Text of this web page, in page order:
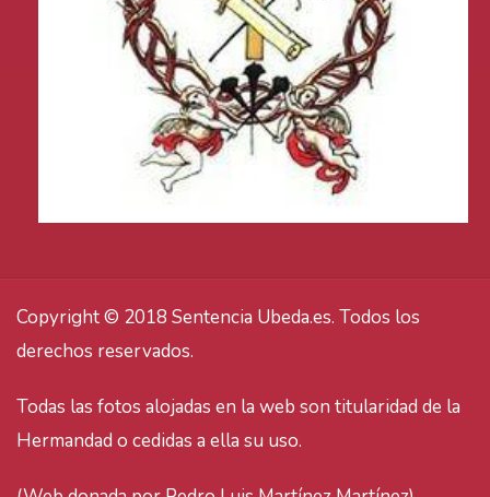
Copyright © 2018 Sentencia Ubeda.es. Todos los
derechos reservados.
Todas las fotos alojadas en la web son titularidad de la
Hermandad o cedidas a ella su uso.